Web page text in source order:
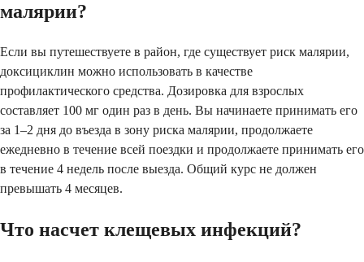
малярии?
Если вы путешествуете в район, где существует риск малярии,
доксициклин можно использовать в качестве
профилактического средства. Дозировка для взрослых
составляет 100 мг один раз в день. Вы начинаете принимать его
за 1–2 дня до въезда в зону риска малярии, продолжаете
ежедневно в течение всей поездки и продолжаете принимать его
в течение 4 недель после выезда. Общий курс не должен
превышать 4 месяцев.
Что насчет клещевых инфекций?